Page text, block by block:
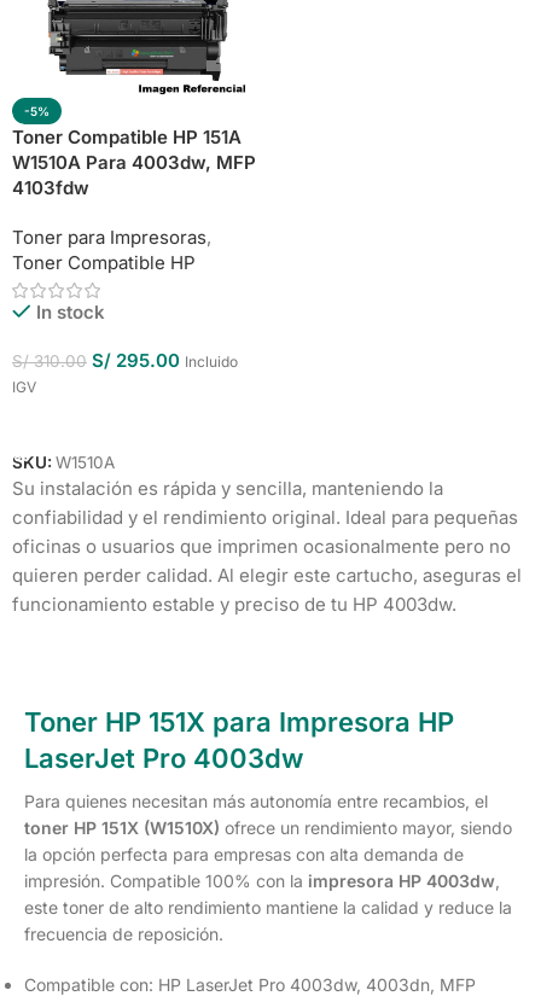
-5%
Toner Compatible HP 151A
W1510A Para 4003dw, MFP
4103fdw
Toner para Impresoras,
Toner Compatible HP
In stock
S/310.00 S/ 295.00 Incluido
IGV
SKU: W1510A
Su instalación es rápida y sencilla, manteniendo la
confiabilidad y el rendimiento original. Ideal para pequeñas
oficinas o usuarios que imprimen ocasionalmente pero no
quieren perder calidad. Al elegir este cartucho, aseguras el
funcionamiento estable y preciso de tu HP 4003dw.
Toner HP 151X para Impresora HP
LaserJet Pro 4003dw
Para quienes necesitan más autonomía entre recambios, el
toner HP 151X (W1510X) ofrece un rendimiento mayor, siendo
la opción perfecta para empresas con alta demanda de
impresión. Compatible 100% con la impresora HP 4003dw
este toner de alto rendimiento mantiene la calidad y reduce la
frecuencia de reposición.
Compatible con: HP LaserJet Pro 4003dw, 4003dn, MFP